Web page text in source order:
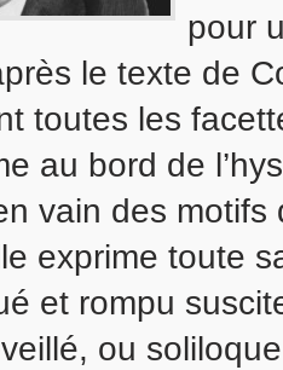
pour
le texte de
toutes les
au bord de
vain des
exprime toute
et rompu
ou